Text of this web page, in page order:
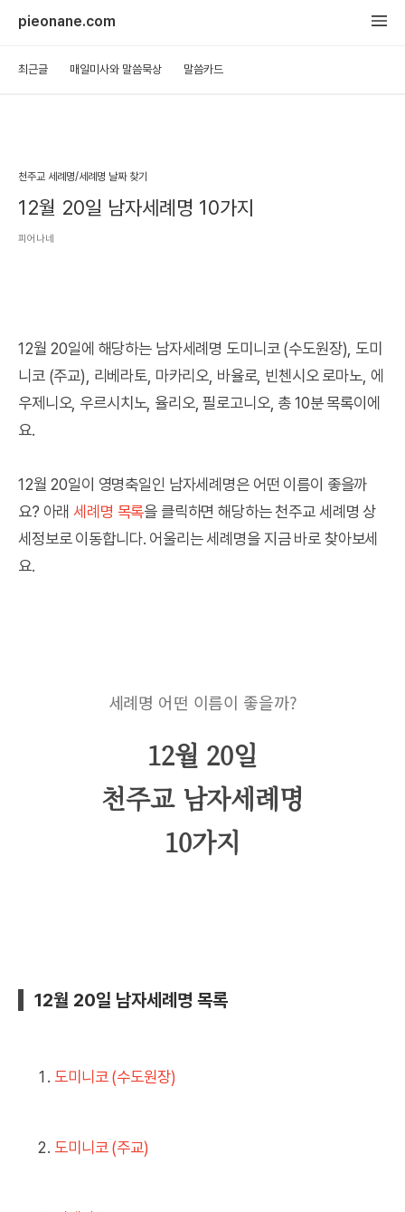
pieonane.com
최근글 매일미사와 말씀묵상 말씀카드
천주교 세례명/세례명 날짜 찾기
12월 20일 남자세례명 10가지
피어나네
12월 20일에 해당하는 남자세례명 도미니코 (수도원장), 도미
니코 (주교), 리베라토, 마카리오, 바율로, 빈첸시오 로마노, 에
우제니오, 우르시치노, 율리오, 필로고니오, 총 10분 목록이에
요.
12월 20일이 영명축일인 남자세례명은 어떤 이름이 좋을까
요? 아래세례명 목록을 클릭하면 해당하는 천주교 세례명 상
세정보로 이동합니다. 어울리는 세례명을 지금 바로 찾아보세
요.
세례명 어떤 이름이 좋을까?
12월 20일
천주교 남자세례명
10가지
12월 20일 남자세례명 목록
도미니코 (수도원장)
도미니코 (주교)